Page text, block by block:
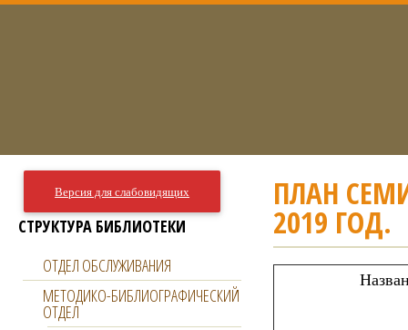
ПЛАН
2019 ГОД.
Версия для слабовидящих
СТРУКТУРА БИБЛИОТЕКИ
ОТДЕЛ ОБСЛУЖИВАНИЯ
МЕТОДИКО-БИБЛИОГРАФИЧЕСКИЙ
ОТДЕЛ